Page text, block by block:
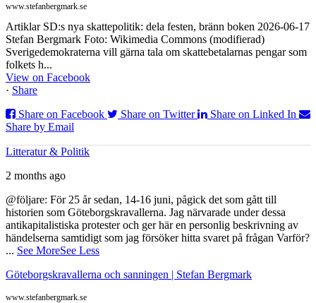
www.stefanbergmark.se
Artiklar SD:s nya skattepolitik: dela festen, bränn boken 2026-06-17
Stefan Bergmark Foto: Wikimedia Commons (modifierad)
Sverigedemokraterna vill gärna tala om skattebetalarnas pengar som
folkets h...
View on Facebook
· Share
Share on Facebook
Share on Twitter
Share on Linked In
Share by Email
Litteratur & Politik
2 months ago
@följare: För 25 år sedan, 14-16 juni, pågick det som gått till
historien som Göteborgskravallerna. Jag närvarade under dessa
antikapitalistiska protester och ger här en personlig beskrivning av
händelserna samtidigt som jag försöker hitta svaret på frågan Varför?
... See MoreSee Less
Göteborgskravallerna och sanningen | Stefan Bergmark
www.stefanbergmark.se